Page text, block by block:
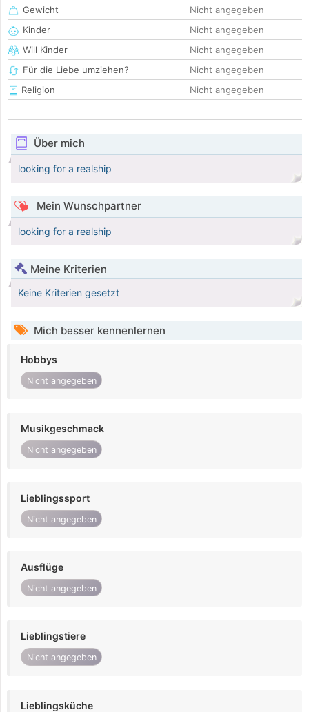
Gewicht
Nicht angegeben
Kinder
Nicht angegeben
Will Kinder
Nicht angegeben
Für die Liebe umziehen?
Nicht angegeben
Religion
Nicht angegeben
Über mich
looking for a realship
Mein Wunschpartner
looking for a realship
Meine Kriterien
Keine Kriterien gesetzt
Mich besser kennenlernen
Hobbys
Nicht angegeben
Musikgeschmack
Nicht angegeben
Lieblingssport
Nicht angegeben
Ausflüge
Nicht angegeben
Lieblingstiere
Nicht angegeben
Lieblingsküche